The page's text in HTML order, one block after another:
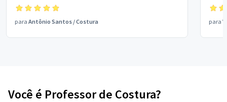
para Antônio Santos /Costura para
Você é Professor de Costura?